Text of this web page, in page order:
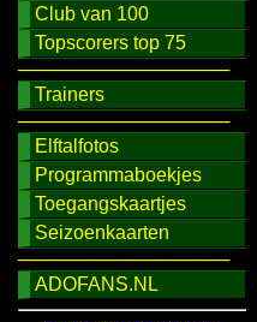
Club van 100
Topscorers top 75
────────────────
Trainers
────────────────
Elftalfotos
Programmaboekjes
Toegangskaartjes
Seizoenkaarten
────────────────
ADOFANS.NL